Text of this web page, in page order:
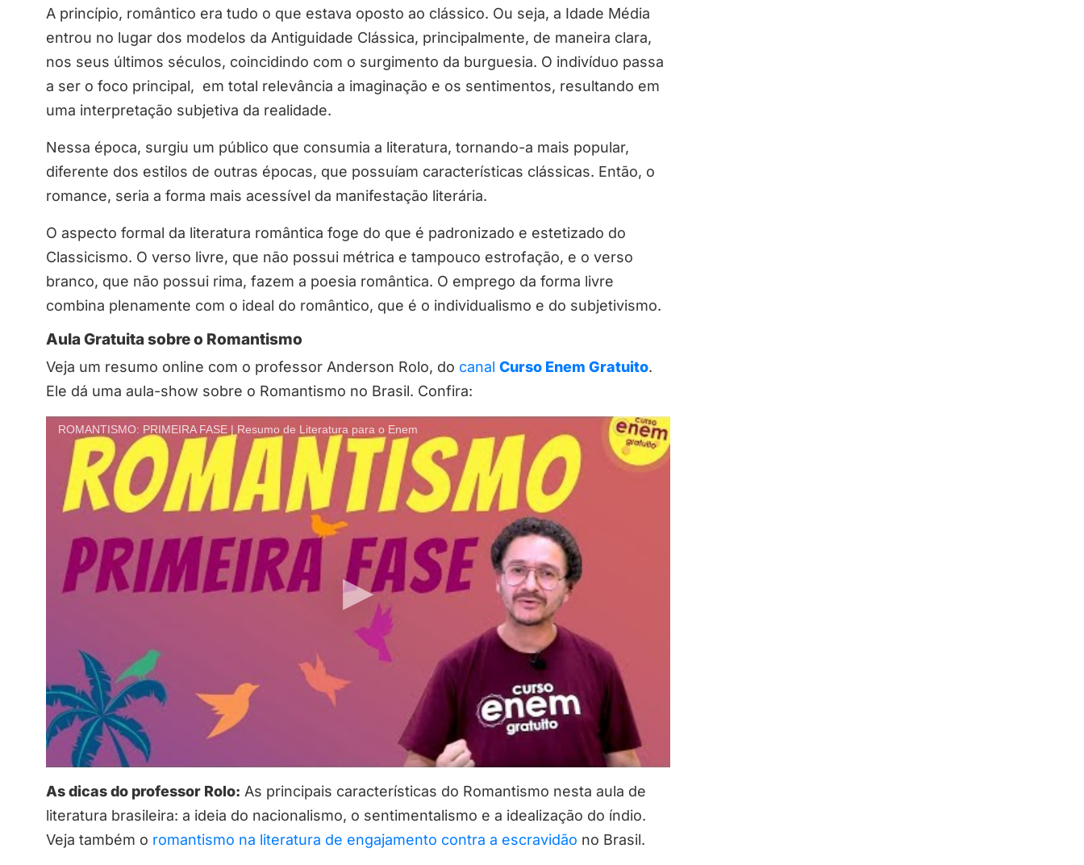
A princípio, romântico era tudo o que estava oposto ao clássico. Ou seja, a Idade Média
entrou no lugar dos modelos da Antiguidade Clássica, principalmente, de maneira clara,
nos seus últimos séculos, coincidindo com o surgimento da burguesia. O indivíduo passa
a ser o foco principal, em total relevância a imaginação e os sentimentos, resultando em
uma interpretação subjetiva da realidade.
Nessa época, surgiu um público que consumia a literatura, tornando-a mais popular,
diferente dos estilos de outras épocas, que possuíam características clássicas. Então, o
romance, seria a forma mais acessível da manifestação literária.
O aspecto formal da literatura romântica foge do que é padronizado e estetizado do
Classicismo. O verso livre, que não possui métrica e tampouco estrofação, e o verso
branco, que não possui rima, fazem a poesia romântica. O emprego da forma livre
combina plenamente com o ideal do romântico, que é o individualismo e do subjetivismo.
Aula Gratuita sobre o Romantismo
Veja um resumo online com o professor Anderson Rolo, do canal Curso Enem Gratuito.
Ele dá uma aula-show sobre o Romantismo no Brasil. Confira:
ROMANTISMO: PRIMEIRA FASE | Resumo de Literatura para o Enem
As dicas do professor Rolo: As principais características do Romantismo nesta aula de
literatura brasileira: a ideia do nacionalismo, o sentimentalismo e a idealização do índio.
Veja também o romantismo na literatura de engajamento contra a escravidão no Brasil.